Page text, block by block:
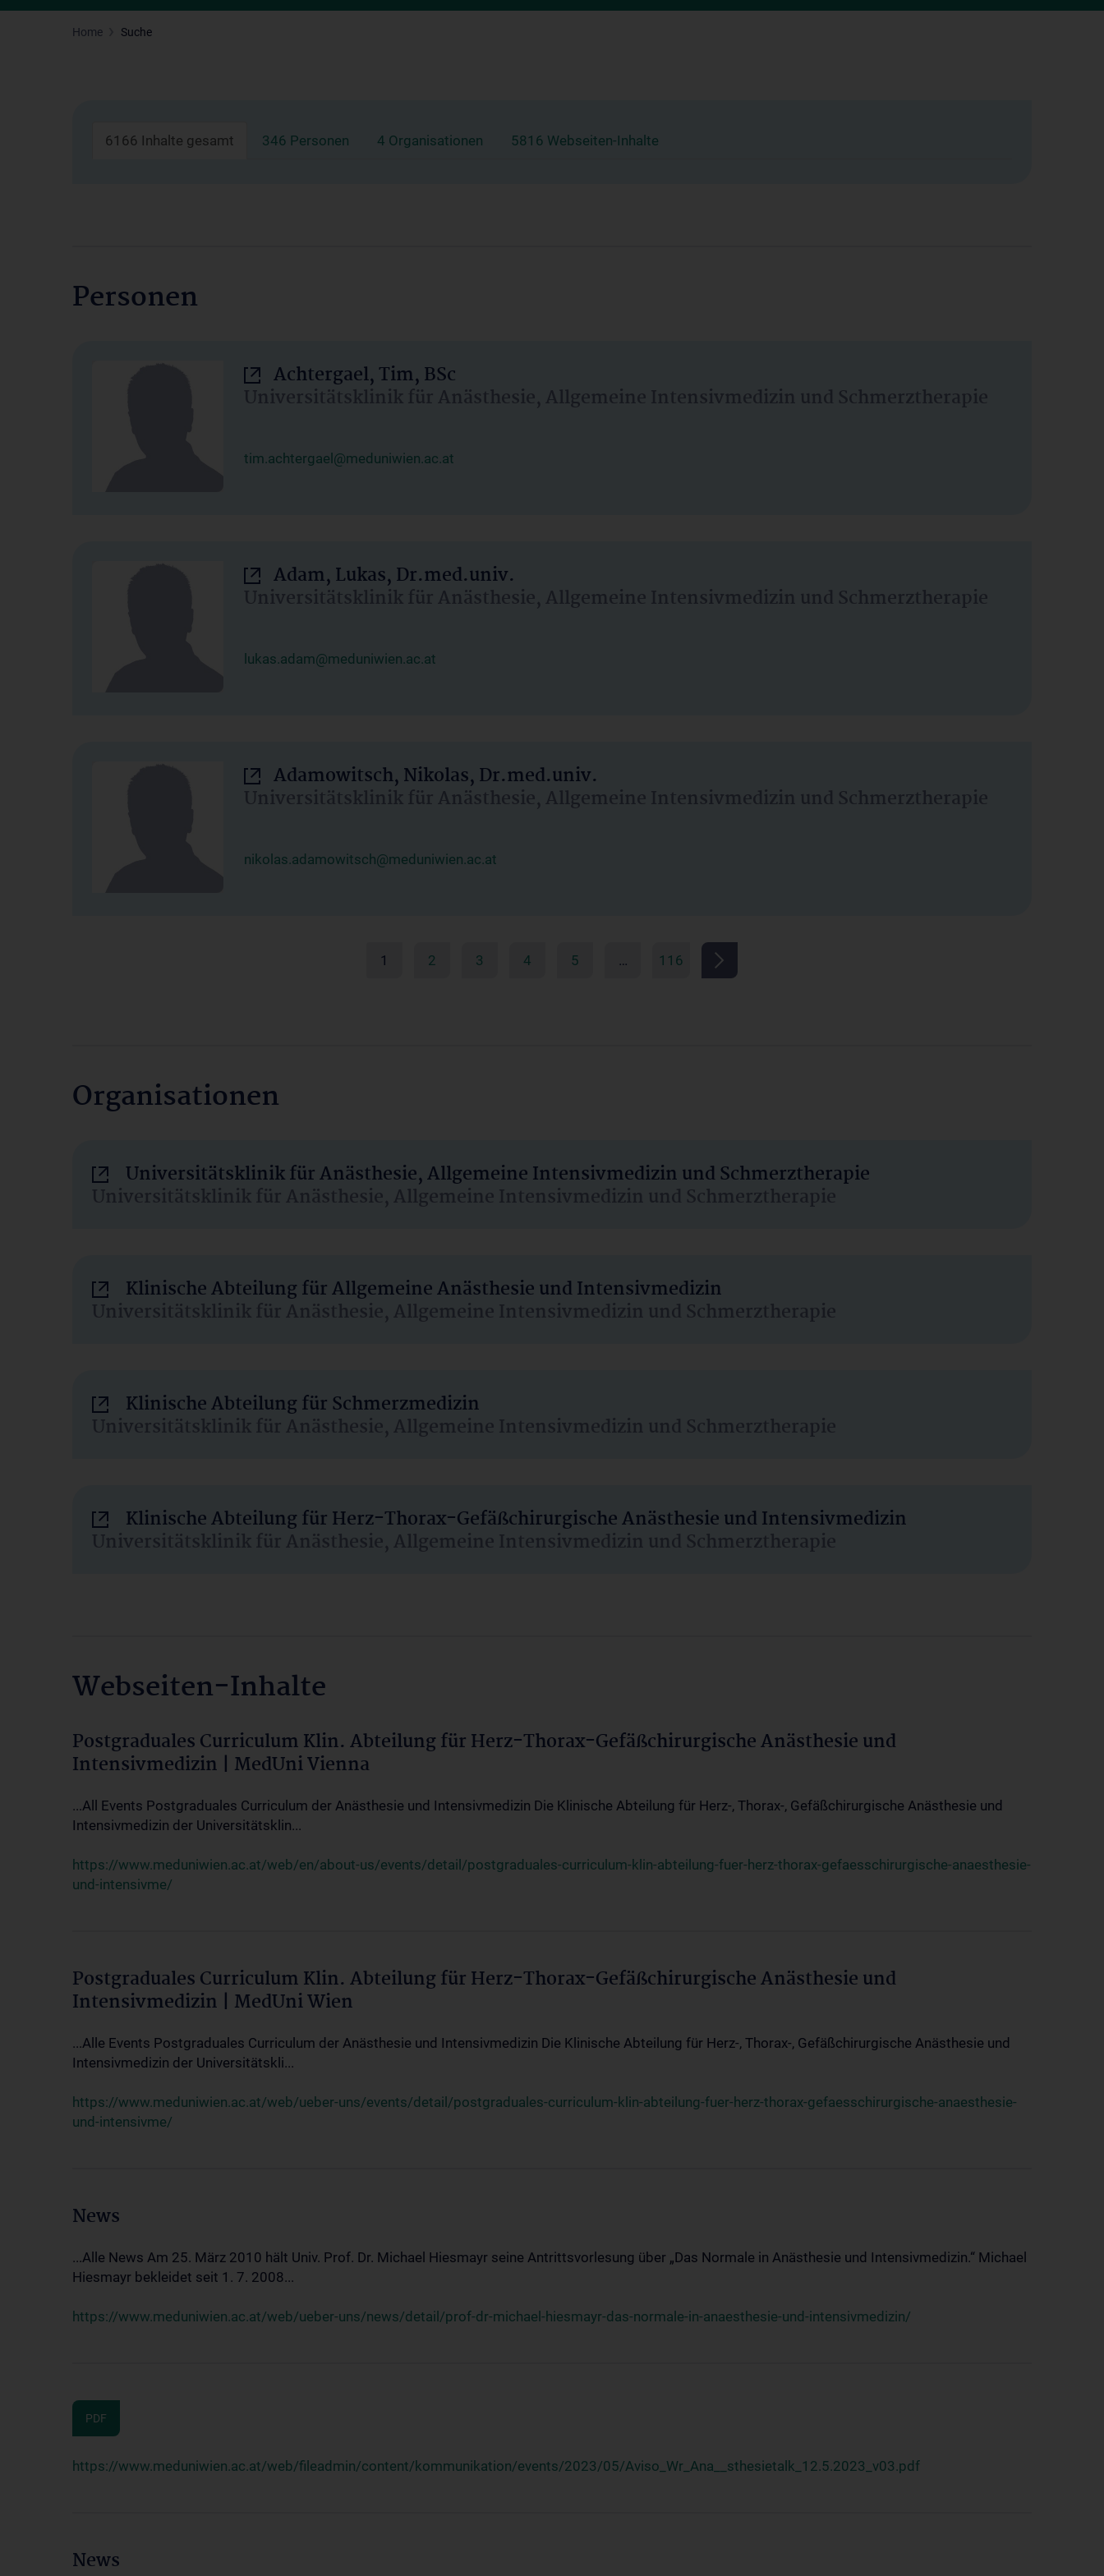
Home Suche
6166 Inhalte gesamt 346 Personen 4 Organisationen 5816 Webseiten-Inhalte
Personen
Achtergael, Tim, BSc
Universitätsklinik für Anästhesie, Allgemeine Intensivmedizin und Schmerztherapie
tim.achtergael@meduniwien.ac.at
Adam, Lukas, Dr.med.univ.
Universitätsklinik für Anästhesie, Allgemeine Intensivmedizin und Schmerztherapie
lukas.adam@meduniwien.ac.at
Adamowitsch, Nikolas, Dr.med.univ.
Universitätsklinik für Anästhesie, Allgemeine Intensivmedizin und Schmerztherapie
nikolas.adamowitsch@meduniwien.ac.at
1 2 3 4 5 … 116
Organisationen
Universitätsklinik für Anästhesie, Allgemeine Intensivmedizin und Schmerztherapie
Universitätsklinik für Anästhesie, Allgemeine Intensivmedizin und Schmerztherapie
Klinische Abteilung für Allgemeine Anästhesie und Intensivmedizin
Universitätsklinik für Anästhesie, Allgemeine Intensivmedizin und Schmerztherapie
Klinische Abteilung für Schmerzmedizin
Universitätsklinik für Anästhesie, Allgemeine Intensivmedizin und Schmerztherapie
Klinische Abteilung für Herz-Thorax-Gefäßchirurgische Anästhesie und Intensivmedizin
Universitätsklinik für Anästhesie, Allgemeine Intensivmedizin und Schmerztherapie
Webseiten-Inhalte
Postgraduales Curriculum Klin. Abteilung für Herz-Thorax-Gefäßchirurgische Anästhesie und
Intensivmedizin | MedUni Vienna
...All Events Postgraduales Curriculum der Anästhesie und Intensivmedizin Die Klinische Abteilung für Herz-, Thorax-, Gefäßchirurgische Anästhesie und
Intensivmedizin der Universitätsklin...
https://www.meduniwien.ac.at/web/en/about-us/events/detail/postgraduales-curriculum-klin-abteilung-fuer-herz-thorax-gefaesschirurgische-anaesthesie-
und-intensivme/
Postgraduales Curriculum Klin. Abteilung für Herz-Thorax-Gefäßchirurgische Anästhesie und
Intensivmedizin | MedUni Wien
...Alle Events Postgraduales Curriculum der Anästhesie und Intensivmedizin Die Klinische Abteilung für Herz-, Thorax-, Gefäßchirurgische Anästhesie und
Intensivmedizin der Universitätskli...
https://www.meduniwien.ac.at/web/ueber-uns/events/detail/postgraduales-curriculum-klin-abteilung-fuer-herz-thorax-gefaesschirurgische-anaesthesie-
und-intensivme/
News
...Alle News Am 25. März 2010 hält Univ. Prof. Dr. Michael Hiesmayr seine Antrittsvorlesung über „Das Normale in Anästhesie und Intensivmedizin.“ Michael
Hiesmayr bekleidet seit 1. 7. 2008...
https://www.meduniwien.ac.at/web/ueber-uns/news/detail/prof-dr-michael-hiesmayr-das-normale-in-anaesthesie-und-intensivmedizin/
PDF
https://www.meduniwien.ac.at/web/fileadmin/content/kommunikation/events/2023/05/Aviso_Wr_Ana__sthesietalk_12.5.2023_v03.pdf
News